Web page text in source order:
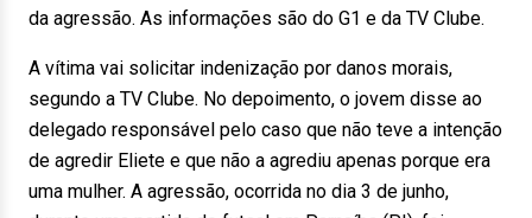
da agressão. As informações são do G1 e da TV Clube.
A vítima vai solicitar indenização por danos morais,
segundo a TV Clube. No depoimento, o jovem disse ao
delegado responsável pelo caso que não teve a intenção
de agredir Eliete e que não a agrediu apenas porque era
uma mulher. A agressão, ocorrida no dia 3 de junho,